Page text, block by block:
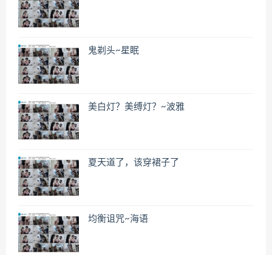
鬼剃头~星眠
美白灯？美缚灯？~波雅
夏天道了，该穿裙子了
均衡诅咒~海语